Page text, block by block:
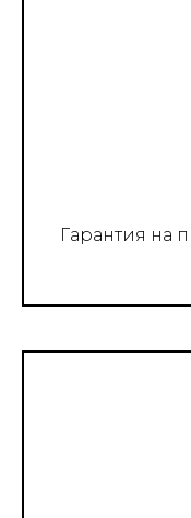
Гарантия на